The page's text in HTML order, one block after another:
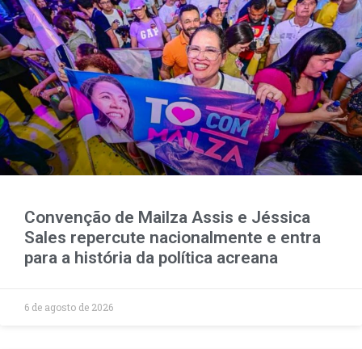
Convenção de Mailza Assis e Jéssica
Sales repercute nacionalmente e entra
para a história da política acreana
6 de agosto de 2026